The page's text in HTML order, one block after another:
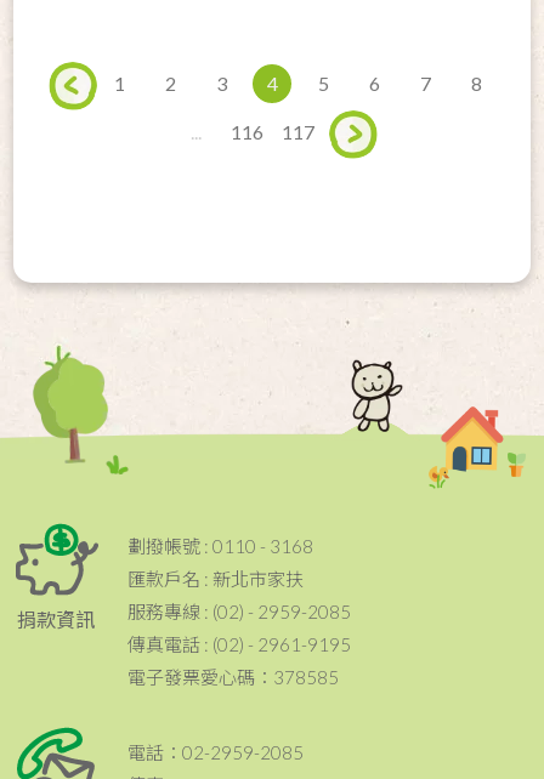
1 2 3 4 5 6 7 8
116 117
捐款資訊
劃撥帳號 : 0110 - 3168
匯款戶名 : 新北市家扶
服務專線 : (02) - 2959-2085
傳真電話 : (02) - 2961-9195
電子發票愛心碼：378585
電話：02-2959-2085